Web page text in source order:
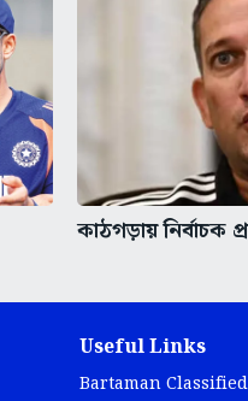
কাঠগড়ায়
Useful Links
Bartaman Classified